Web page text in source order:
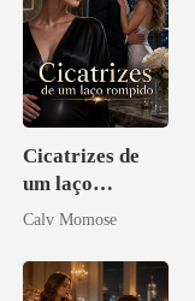
Cicatrizes de
um laço
rompido
Calv Momose